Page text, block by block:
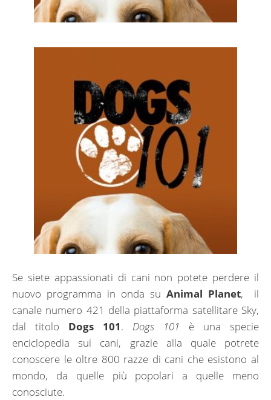
Se siete appassionati di cani non potete perdere il
nuovo programma in onda su Animal Planet, il
canale numero 421 della piattaforma satellitare Sky,
dal titolo Dogs 101. Dogs 101 è una specie
enciclopedia sui cani, grazie alla quale potrete
conoscere le oltre 800 razze di cani che esistono al
mondo, da quelle più popolari a quelle meno
conosciute.